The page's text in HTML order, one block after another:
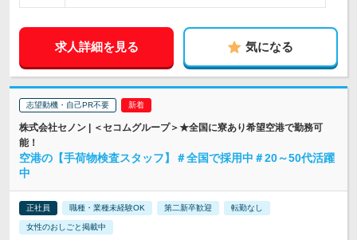
求人詳細を見る 気になる
志望動機・自己PR不要
株式会社セノン | ＜セコムグループ＞★全国に寮あり希望空港で勤務可
能！
空港の【手荷物検査スタッフ】＃全国で採用中＃20～50代活躍
中
正社員 職種・業種未経験OK 第二新卒歓迎 転勤なし
女性のおしごと掲載中